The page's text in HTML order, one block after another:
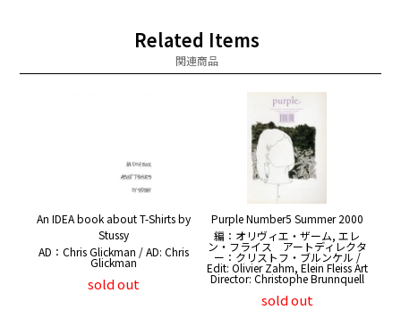
Related Items
関連商品
An IDEA book about T-Shirts by
Stussy
AD：Chris Glickman / AD: Chris
Glickman
sold out
Purple Number5 Summer 2000
編：オリヴィエ・ザーム, エレ
ン・フライス アートディレクタ
ー：クリストフ・ブルンケル /
Edit: Olivier Zahm, Elein Fleiss Art
Director: Christophe Brunnquell
sold out